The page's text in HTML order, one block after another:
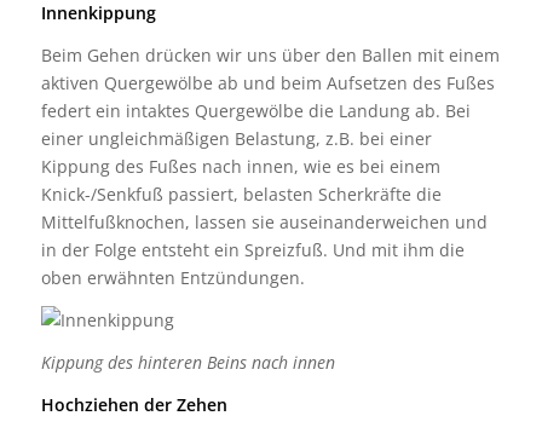
Innenkippung
Beim Gehen drücken wir uns über den Ballen mit einem
aktiven Quergewölbe ab und beim Aufsetzen des Fußes
federt ein intaktes Quergewölbe die Landung ab. Bei
einer ungleichmäßigen Belastung, z.B. bei einer
Kippung des Fußes nach innen, wie es bei einem
Knick-/Senkfuß passiert, belasten Scherkräfte die
Mittelfußknochen, lassen sie auseinanderweichen und
in der Folge entsteht ein Spreizfuß. Und mit ihm die
oben erwähnten Entzündungen.
Kippung des hinteren Beins nach innen
Hochziehen der Zehen